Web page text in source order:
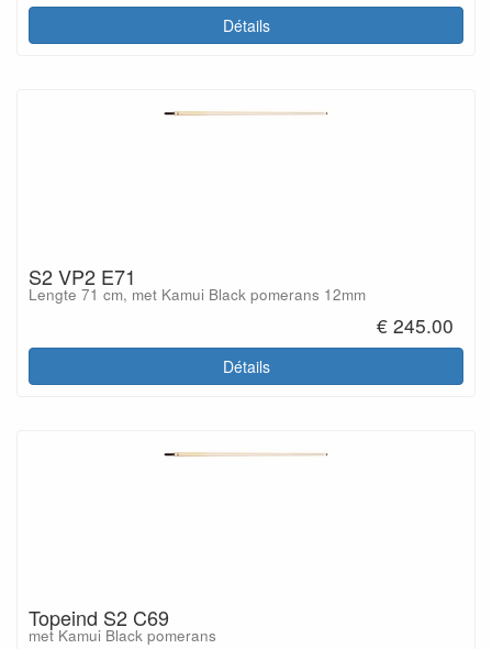
Détails
S2 VP2 E71
Lengte 71 cm, met Kamui Black pomerans 12mm
€ 245.00
Détails
Topeind S2 C69
met Kamui Black pomerans